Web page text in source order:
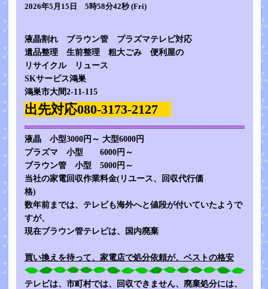
2026年5月15日 5時58分42秒 (Fri)
液晶割れ ブラウン管 プラズマテレビ対応
遺品整理 生前整理 粗大ごみ 便利屋の
リサイクル リュース
SKサービス鴻巣
鴻巣市大間2-11-115
出先対応080-3173-2127
液晶 小型3000円～ 大型6000円
プラズマ 小型 6000円～
ブラウン管 小型 5000円～
当社の家電回収作業料金(リユース、回収代行価
格)
数年前までは、テレビも海外へと値段が付いていたようで
すが、
現在ブラウン管テレビは、国内廃棄
買い換えを待って、家電店で処分依頼が、ベストの格安
テレビは、市町村では、回収できません、廃棄処分には、